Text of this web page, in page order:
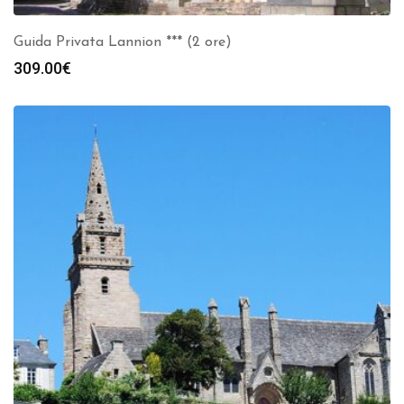
Guida Privata Lannion *** (2 ore)
309.00€